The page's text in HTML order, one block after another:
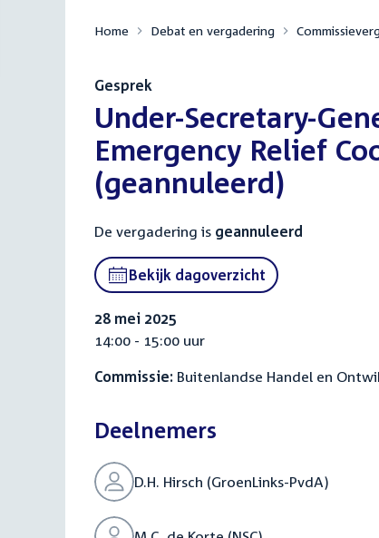
Home Debat en vergadering
Gesprek
:Under-Secretary-
Emergency Relief
(geannuleerd)
De vergadering is geannuleerd
Bekijk dagoverzicht
28 mei 2025
14:00 - 15:00 uur
Commissie: Buitenlandse Handel en
Deelnemers
D.H. Hirsch (GroenLinks-PvdA)